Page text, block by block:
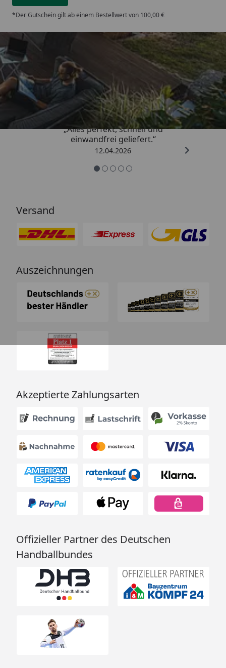
*Der Gutschein gilt ab einem Bestellwert von 100,00 €
Trusted Shops
5,00/ 5
„Alles perfekt, schnell und
einwandfrei geliefert.“
12.04.2026
Versand
Auszeichnungen
Akzeptierte Zahlungsarten
Offizieller Partner des Deutschen
Handballbundes